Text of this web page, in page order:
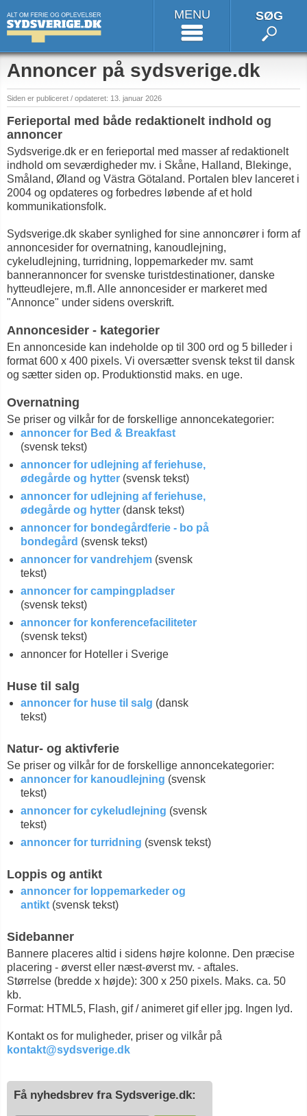
MENU SØG
Annoncer på sydsverige.dk
Siden er publiceret / opdateret: 13. januar 2026
Ferieportal med både redaktionelt indhold og
annoncer
Sydsverige.dk er en ferieportal med masser af redaktionelt
indhold om seværdigheder mv. i Skåne, Halland, Blekinge,
Småland, Øland og Västra Götaland. Portalen blev lanceret i
2004 og opdateres og forbedres løbende af et hold
kommunikationsfolk.
Sydsverige.dk skaber synlighed for sine annoncører i form af
annoncesider for overnatning, kanoudlejning,
cykeludlejning, turridning, loppemarkeder mv. samt
bannerannoncer for svenske turistdestinationer, danske
hytteudlejere, m.fl. Alle annoncesider er markeret med
"Annonce" under sidens overskrift.
Annoncesider - kategorier
En annonceside kan indeholde op til 300 ord og 5 billeder i
format 600 x 400 pixels. Vi oversætter svensk tekst til dansk
og sætter siden op. Produktionstid maks. en uge.
Overnatning
Se priser og vilkår for de forskellige annoncekategorier:
annoncer for Bed & Breakfast
(svensk tekst)
annoncer for udlejning af feriehuse,
ødegårde og hytter (svensk tekst)
annoncer for udlejning af feriehuse,
ødegårde og hytter (dansk tekst)
annoncer for bondegårdferie - bo på
bondegård (svensk tekst)
annoncer for vandrehjem (svensk
tekst)
annoncer for campingpladser
(svensk tekst)
annoncer for konferencefaciliteter
(svensk tekst)
annoncer for Hoteller i Sverige
Huse til salg
annoncer for huse til salg (dansk
tekst)
Natur- og aktivferie
Se priser og vilkår for de forskellige annoncekategorier:
annoncer for kanoudlejning (svensk
tekst)
annoncer for cykeludlejning (svensk
tekst)
annoncer for turridning (svensk tekst)
Loppis og antikt
annoncer for loppemarkeder og
antikt (svensk tekst)
Sidebanner
Bannere placeres altid i sidens højre kolonne. Den præcise
placering - øverst eller næst-øverst mv. - aftales.
Størrelse (bredde x højde): 300 x 250 pixels. Maks. ca. 50
kb.
Format: HTML5, Flash, gif / animeret gif eller jpg. Ingen lyd.
Kontakt os for muligheder, priser og vilkår på
kontakt@sydsverige.dk
Få nyhedsbrev fra Sydsverige.dk: